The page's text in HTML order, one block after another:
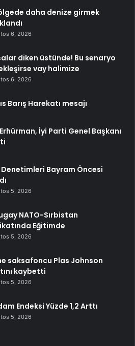
daha denize girmek
6, 2026
diken üstünde! Bu senaryo
vay halimize
6, 2026
Barış Harekatı mesajı
İyi Parti Genel Başkanı
Denetimleri Bayram Öncesi
5, 2026
NATO-Sırbistan
Eğitimde
5, 2026
saksafoncu Plas Johnson
kaybetti
5, 2026
Endeksi Yüzde 1,2 Arttı
5, 2026